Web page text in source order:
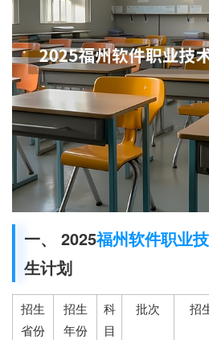
一、 2025福州软件职业
生计划
招生
省份
招生
年份
科
目
批次 招